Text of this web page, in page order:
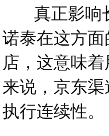
真正影响长
诺泰在这方
店，这意味
来说，京东
执行连续性。